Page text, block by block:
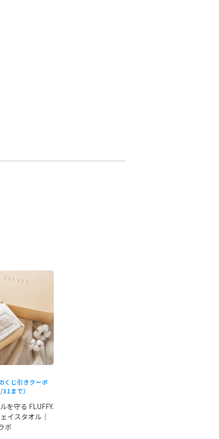
くじ引きクーポ
まで）
を守る FLUFFY.
イスタオル｜
ボ